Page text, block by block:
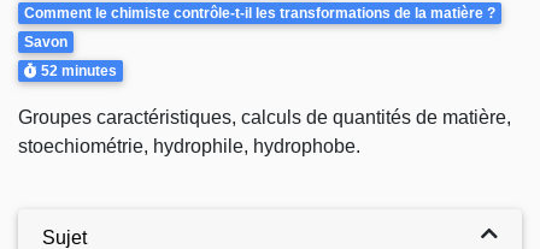
Comment le chimiste contrôle-t-il les transformations de la matière ?
Savon
Durée
52 minutes
Groupes caractéristiques, calculs de quantités de matière,
stoechiométrie, hydrophile, hydrophobe.
Sujet